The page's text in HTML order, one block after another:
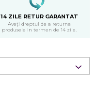
14 ZILE RETUR GARANTAT
Aveți dreptul de a returna
produsele in termen de 14 zile.